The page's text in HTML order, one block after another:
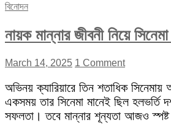
বিনোদন
নায়ক মান্নার জীবনী নিয়ে
March 14, 2025 1 Comment
অভিনয় ক্যারিয়ারে তিন শতাধিক সিনেমায়
একসময় তার সিনেমা মানেই ছিল হলভর্তি
সফলতা। তবে মান্নার শূন্যতা আজও